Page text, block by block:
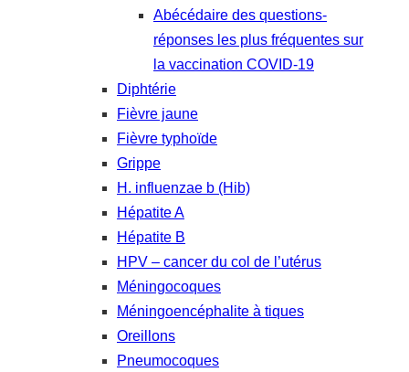
Abécédaire des questions-
réponses les plus fréquentes sur
la vaccination COVID-19
Diphtérie
Fièvre jaune
Fièvre typhoïde
Grippe
H. influenzae b (Hib)
Hépatite A
Hépatite B
HPV – cancer du col de l’utérus
Méningocoques
Méningoencéphalite à tiques
Oreillons
Pneumocoques